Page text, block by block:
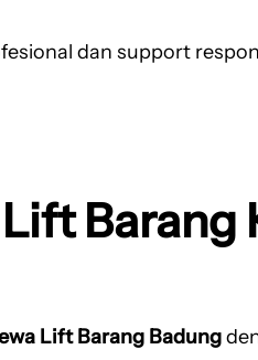
dan support
Barang
Lift Barang Badung